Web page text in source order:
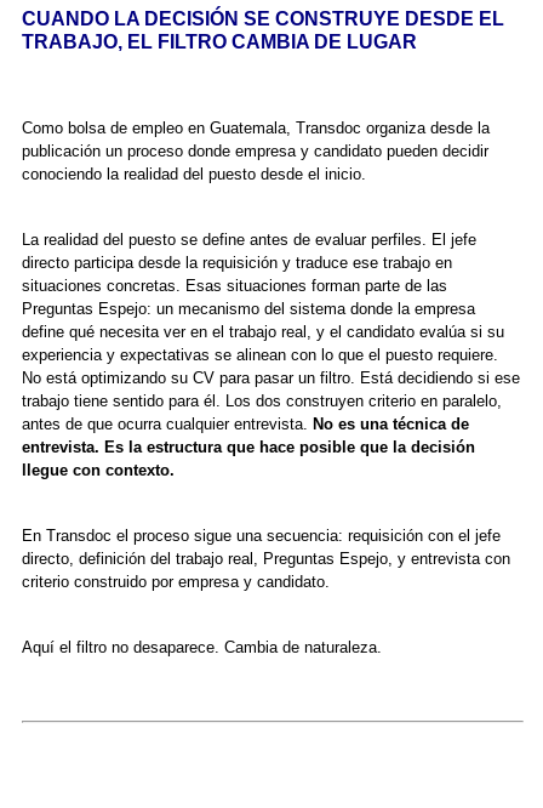
CUANDO LA DECISIÓN SE CONSTRUYE DESDE EL
TRABAJO, EL FILTRO CAMBIA DE LUGAR
Como bolsa de empleo en Guatemala, Transdoc organiza desde la
publicación un proceso donde empresa y candidato pueden decidir
conociendo la realidad del puesto desde el inicio.
La realidad del puesto se define antes de evaluar perfiles. El jefe
directo participa desde la requisición y traduce ese trabajo en
situaciones concretas. Esas situaciones forman parte de las
Preguntas Espejo: un mecanismo del sistema donde la empresa
define qué necesita ver en el trabajo real, y el candidato evalúa si su
experiencia y expectativas se alinean con lo que el puesto requiere.
No está optimizando su CV para pasar un filtro. Está decidiendo si ese
trabajo tiene sentido para él. Los dos construyen criterio en paralelo,
antes de que ocurra cualquier entrevista. No es una técnica de
entrevista. Es la estructura que hace posible que la decisión
llegue con contexto.
En Transdoc el proceso sigue una secuencia: requisición con el jefe
directo, definición del trabajo real, Preguntas Espejo, y entrevista con
criterio construido por empresa y candidato.
Aquí el filtro no desaparece. Cambia de naturaleza.